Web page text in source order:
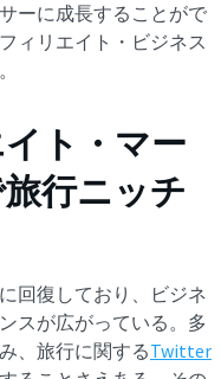
ーに成長することがで
ィリエイト・ビジネス
ト・マー
行ニッチ
回復しており、ビジネ
スが広がっている。多
、旅行に関するTwitter